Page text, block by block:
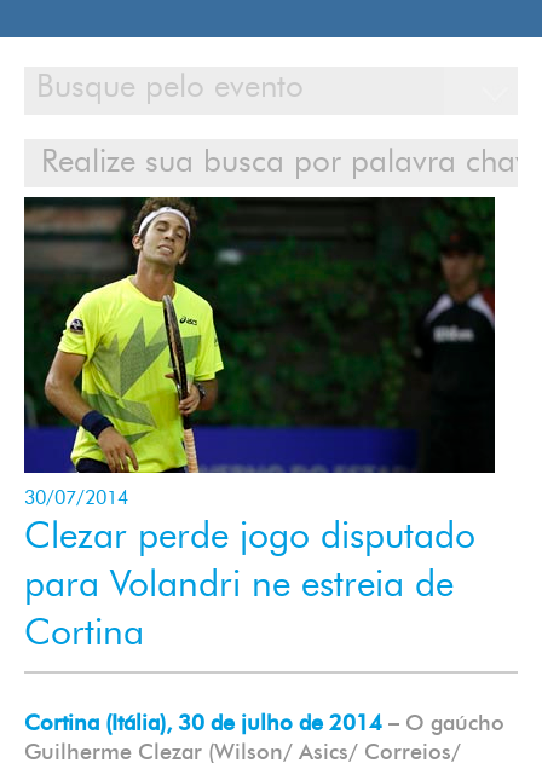
Calendário
Contato
Login
30/07/2014
Clezar perde jogo disputado
para Volandri ne estreia de
Cortina
Cortina (Itália), 30 de julho de 2014 – O gaúcho
Guilherme Clezar (Wilson/ Asics/ Correios/